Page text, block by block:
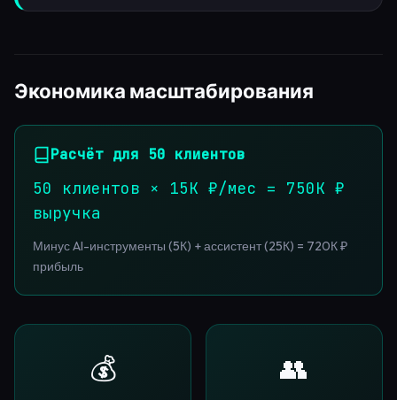
Экономика масштабирования
Расчёт для 50 клиентов
50 клиентов × 15К ₽/мес = 750К ₽
выручка
Минус AI-инструменты (5К) + ассистент (25К) = 720К ₽
прибыль
💰
👥